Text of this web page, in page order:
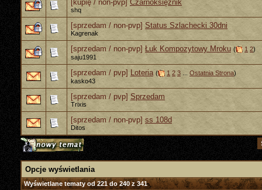
[kupię / non-pvp] Czarnoksięznik
shq
[sprzedam / non-pvp] Status Szlachecki 30dni
Kagrenak
[sprzedam / non-pvp] Łuk Kompozytowy Mroku ( 1 2)
saju1991
[sprzedam / pvp] Loteria ( 1 2 3 Ostatnia Strona)
kasko43
[sprzedam / pvp] Sprzedam
Trixis
[sprzedam / non-pvp] ss 108d
Ditos
Opcje wyświetlania
Wyświetlane tematy od 221 do 240 z 341